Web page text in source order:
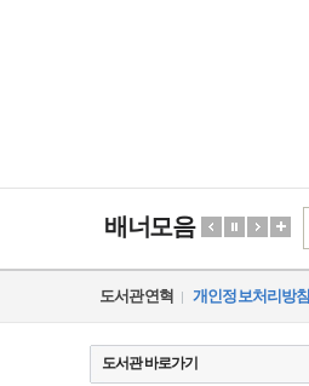
배너모음
도서관연혁 개인정보처리방침
도서관 바로가기